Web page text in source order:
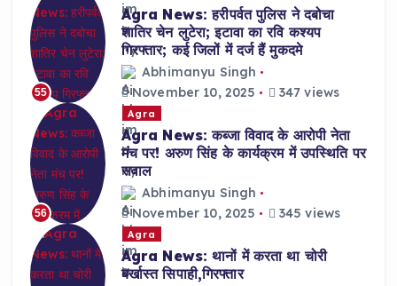
55
Agra News: हरीपर्वत पुलिस ने दबोचा
शातिर चेन लुटेरा; इटावा का रवि कश्यप
गिरफ्तार; कई जिलों में दर्ज हैं मुकदमे
Abhimanyu Singh
November 10, 2025
347 views
56
Agra
Agra News: कब्जा विवाद के आरोपी नेता
मंच पर! अरुण सिंह के कार्यक्रम में उपस्थिति पर
सवाल
Abhimanyu Singh
November 10, 2025
345 views
Agra
Agra News: थानों में करता था चोरी
बर्खास्त सिपाही,गिरफ्तार